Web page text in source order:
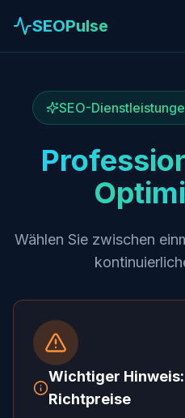
SEOPulse
SEO-
Wählen Sie zwischen
Wichtiger
Richtpreise